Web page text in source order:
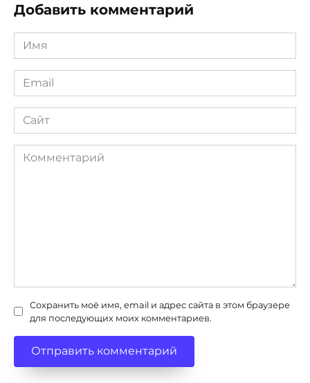
Добавить комментарий
Имя
*
Email
*
Сайт
Комментарий
Сохранить моё имя, email и адрес сайта в этом браузере
для последующих моих комментариев.